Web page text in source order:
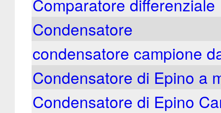
Comparatore differenziale
Condensatore
condensatore campione
Condensatore di Epino a
Condensatore di Epino